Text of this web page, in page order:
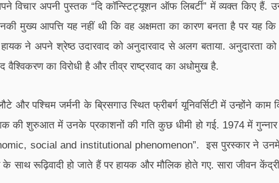
अपनी पुस्तक “दि कॉन्स्टिट्यूशन ऑफ लिबर्टी” में व्यक्त किए हैं.
मुख्य आपत्ति यह नहीं थी कि वह अक्षमता का कारण बनता है पर
हायक ने अपने श्रेष्ठ उदारवाद को अनुदारवाद से अलग बताया.
का विरोधी है और तीव्र राष्ट्रवाद का अधोमुख है.
पश्चिम जर्मनी के ब्रिसगाउ स्थित फ्रीबर्ग यूनिवर्सिटी में उन्होंने
दशक की शुरुआत में उनके प्रकाशनों की गति कुछ धीमी हो गई. 1974 में
social and institutional phenomenon”. इस पुरस्कार ने
साथ रूढ़िवादी हो जाते हैं पर हायक और मौलिक होते गए. सारा जीवन